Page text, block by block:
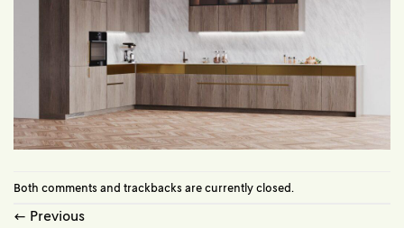
Both comments and trackbacks are currently closed.
← Previous